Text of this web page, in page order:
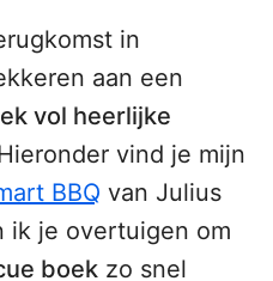
in
aan een
vol heerlijke
vind je mijn
BBQ van Julius
ik je overtuigen om
boek zo snel